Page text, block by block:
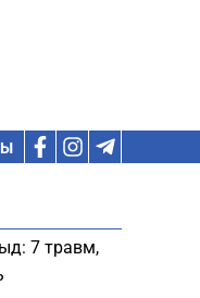
7 травм,